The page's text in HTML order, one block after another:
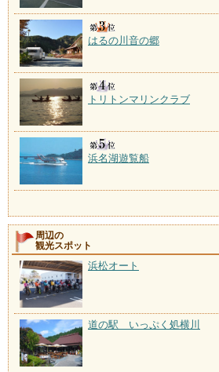
はるの川音の郷
トリトンマリンクラブ
浜名湖遊覧船
周辺の
観光スポット
浜松オート
道の駅 いっぷく処横川